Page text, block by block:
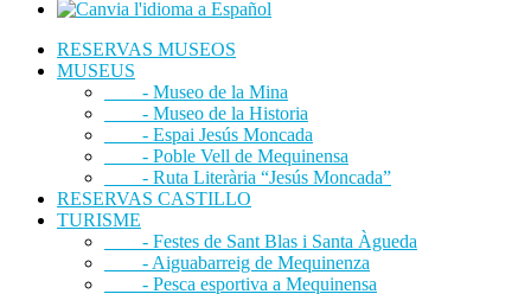
RESERVAS MUSEOS
MUSEUS
- Museo de la Mina
- Museo de la Historia
- Espai Jesús Moncada
- Poble Vell de Mequinensa
- Ruta Literària “Jesús Moncada”
RESERVAS CASTILLO
TURISME
- Festes de Sant Blas i Santa Àgueda
- Aiguabarreig de Mequinenza
- Pesca esportiva a Mequinensa